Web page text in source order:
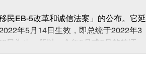
民EB-5改革和诚信法案」的公布。它延
年5月14日生效，即总统于2022年3
日为止。所以，今年5月或6月的签证配
E...